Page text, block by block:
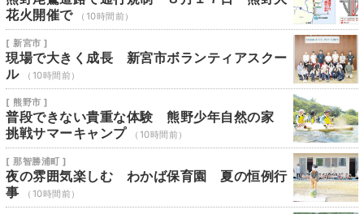
花火開催で
（10時間前）
[ 新宮市 ]
現場で大きく成長 新宮市ボランティアスクー
ル
（10時間前）
[ 熊野市 ]
普段できない貴重な体験 熊野少年自然の家
挑戦サマーキャンプ
（10時間前）
[ 那智勝浦町 ]
夜の雰囲気楽しむ わかば保育園 夏の恒例行
事
（10時間前）